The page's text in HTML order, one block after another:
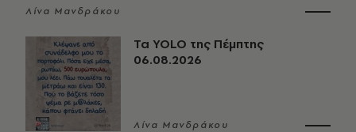
Λίνα Μανδράκου
Τα YOLO της Πέμπτης
06.08.2026
Λίνα Μανδράκου